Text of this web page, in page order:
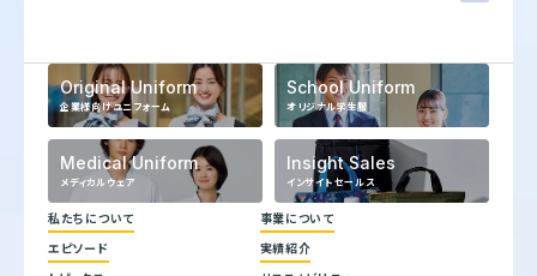
Original Uniform
企業様向けユニフォーム
School Uniform
オリジナル学生服
Medical Uniform
メディカルウェア
Insight Sales
インサイトセールス
私たちについて
代表メッセージ
事業について
エピソード
実績紹介